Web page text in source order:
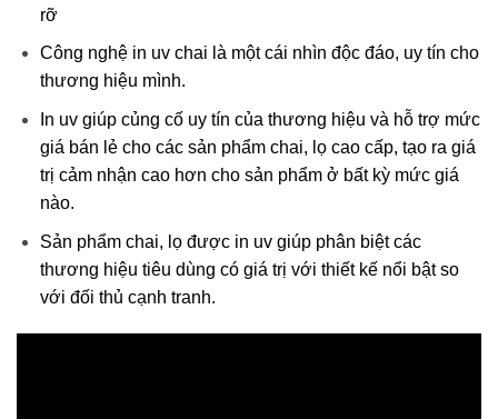
rỡ
Công nghệ in uv chai là một cái nhìn độc đáo, uy tín cho
thương hiệu mình.
In uv giúp củng cố uy tín của thương hiệu và hỗ trợ mức
giá bán lẻ cho các sản phẩm chai, lọ cao cấp, tạo ra giá
trị cảm nhận cao hơn cho sản phẩm ở bất kỳ mức giá
nào.
Sản phẩm chai, lọ được in uv giúp phân biệt các
thương hiệu tiêu dùng có giá trị với thiết kế nổi bật so
với đối thủ cạnh tranh.